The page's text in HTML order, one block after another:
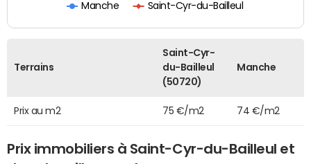
Manche Saint-Cyr-du-Bailleul
Terrains
Saint-Cyr-
du-Bailleul
(50720)
Manche
Prix au m2 75 €/m2 74 €/m2
Prix immobiliers à Saint-Cyr-du-Bailleul et